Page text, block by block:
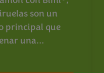
son un
principal que
una…